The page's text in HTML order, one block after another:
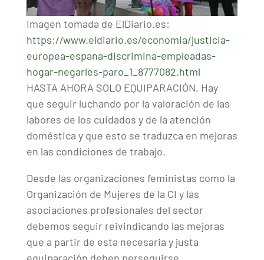
Imagen tomada de ElDiario.es:
https://www.eldiario.es/economia/justicia-
europea-espana-discrimina-empleadas-
hogar-negarles-paro_1_8777082.html
HASTA AHORA SOLO EQUIPARACIÓN. Hay
que seguir luchando por la valoración de las
labores de los cuidados y de la atención
doméstica y que esto se traduzca en mejoras
en las condiciones de trabajo.
Desde las organizaciones feministas como la
Organización de Mujeres de la CI y las
asociaciones profesionales del sector
debemos seguir reivindicando las mejoras
que a partir de esta necesaria y justa